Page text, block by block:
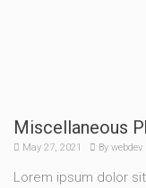
Miscellaneous
May 27, 2021 By webdev
Lorem ipsum dolor